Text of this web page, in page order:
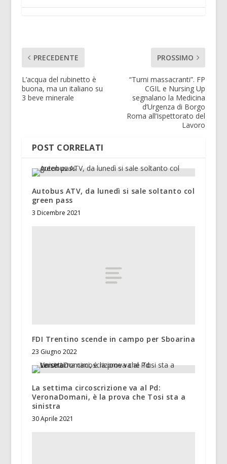
PRECEDENTE
L’acqua del rubinetto è
buona, ma un italiano su
3 beve minerale
PROSSIMO
“Turni massacranti”. FP
CGIL e Nursing Up
segnalano la Medicina
d’Urgenza di Borgo
Roma all’Ispettorato del
Lavoro
POST CORRELATI
Autobus ATV, da lunedì si sale soltanto col
green pass
3 Dicembre 2021
FDI Trentino scende in campo per Sboarina
23 Giugno 2022
La settima circoscrizione va al Pd:
VeronaDomani, è la prova che Tosi sta a
sinistra
30 Aprile 2021